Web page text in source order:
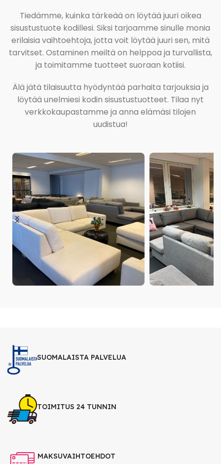
Tiedämme, kuinka tärkeää on löytää juuri oikea
sisustustuote kodillesi. Siksi tarjoamme sinulle monia
erilaisia vaihtoehtoja, jotta voit löytää juuri sen, mitä
tarvitset. Ostaminen meiltä on helppoa ja turvallista,
ja toimitamme tuotteet suoraan kotiisi.
Älä jätä tilaisuutta hyödyntää parhaita tarjouksia ja
löytää unelmiesi kodin sisustustuotteet. Tilaa nyt
verkkokaupastamme ja anna elämäsi tilojen
uudistua!
SUOMALAISTA PALVELUA
TOIMITUS 24 TUNNIN
MAKSUVAIHTOEHDOT